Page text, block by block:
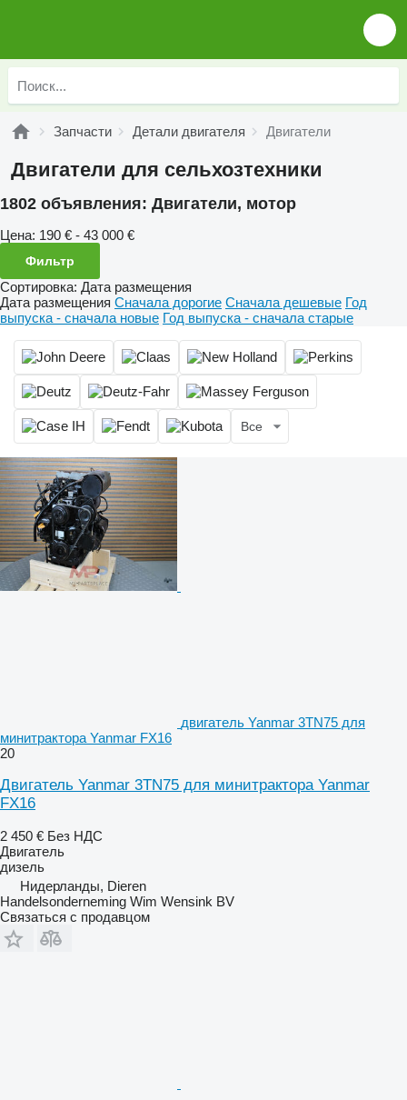
Запчасти Детали двигателя Двигатели
Двигатели для сельхозтехники
1802 объявления: Двигатели, мотор
Цена: 190 € - 43 000 €
Фильтр
Сортировка: Дата размещения
Дата размещения Сначала дорогие Сначала дешевые Год
выпуска - сначала новые Год выпуска - сначала старые
Все
двигатель Yanmar 3TN75 для
минитрактора Yanmar FX16
20
Двигатель Yanmar 3TN75 для минитрактора Yanmar
FX16
2 450 € Без НДС
Двигатель
дизель
Нидерланды, Dieren
Handelsonderneming Wim Wensink BV
Связаться с продавцом